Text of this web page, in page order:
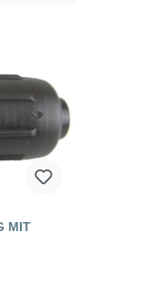
MIT